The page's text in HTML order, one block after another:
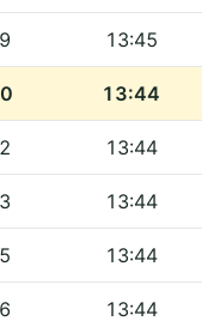
13:45
13:44
13:44
13:44
13:44
13:44